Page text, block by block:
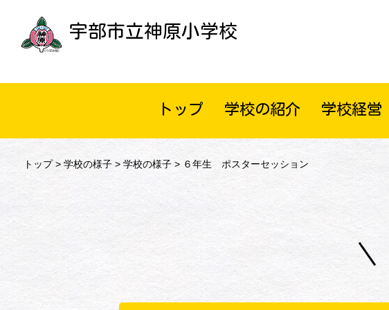
宇部市立神原小学校
トップ 学校の紹介 学校経営
トップ> 学校の様子> 学校の様子> ６年生 ポスターセッション